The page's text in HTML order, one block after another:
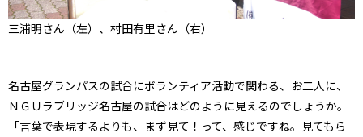
三浦明さん（左）、村田有里さん（右）
名古屋グランパスの試合にボランティア活動で関わる、お二人に、
ＮＧＵラブリッジ名古屋の試合はどのように見えるのでしょうか。
「言葉で表現するよりも、まず見て！って、感じですね。見てもら